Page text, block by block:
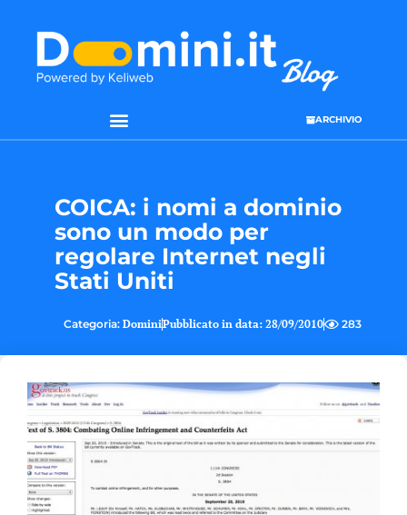
ARCHIVIO
COICA: i nomi a dominio
sono un modo per
regolare Internet negli
Stati Uniti
Categoria: DominiPubblicato in data: 28/09/2010 283